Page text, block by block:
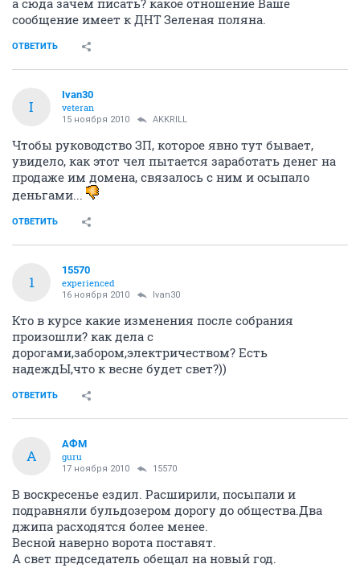
сообщение имеет к ДНТ Зеленая поляна.
ОТВЕТИТЬ
I
Ivan30
veteran
15 ноября 2010 AKKRILL
Чтобы руководство ЗП, которое явно тут бывает,
увидело, как этот чел пытается заработать денег на
продаже им домена, связалось с ним и осыпало
деньгами...
ОТВЕТИТЬ
1
15570
experienced
16 ноября 2010 Ivan30
Кто в курсе какие изменения после собрания
произошли? как дела с
дорогами,забором,электричеством? Есть
надеждЫ,что к весне будет свет?))
ОТВЕТИТЬ
А
АФМ
guru
17 ноября 2010 15570
В воскресенье ездил. Расширили, посыпали и
подравняли бульдозером дорогу до общества.Два
джипа расходятся более менее.
Весной наверно ворота поставят.
А свет председатель обещал на новый год.